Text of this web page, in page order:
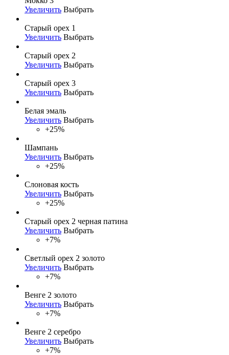
Увеличить Выбрать
Старый орех 1
Увеличить Выбрать
Старый орех 2
Увеличить Выбрать
Старый орех 3
Увеличить Выбрать
Белая эмаль
Увеличить Выбрать
+25%
Шампань
Увеличить Выбрать
+25%
Слоновая кость
Увеличить Выбрать
+25%
Старый орех 2 черная патина
Увеличить Выбрать
+7%
Светлый орех 2 золото
Увеличить Выбрать
+7%
Венге 2 золото
Увеличить Выбрать
+7%
Венге 2 серебро
Увеличить Выбрать
+7%